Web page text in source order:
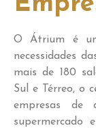
O Átrium é
necessidades
mais de 180
Sul e Térreo, o
empresas de
supermercado